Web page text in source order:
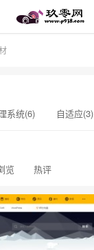
系统(6) 自适应(3)
(2) 酷狗音乐(2)
览 热评